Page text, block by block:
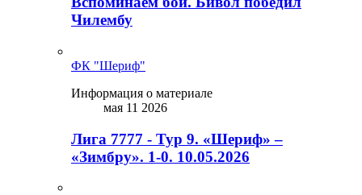
Чилембу
ФК "Шериф"
Информация о материале
мая 11 2026
Лига 7777 - Тур 9. «Шериф» –
«Зимбру». 1-0. 10.05.2026